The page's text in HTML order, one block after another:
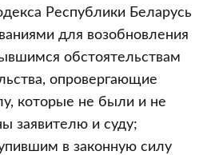
Республики Беларусь
для возобновления
обстоятельствам
опровергающие
которые не были и не
заявителю и суду;
в законную силу